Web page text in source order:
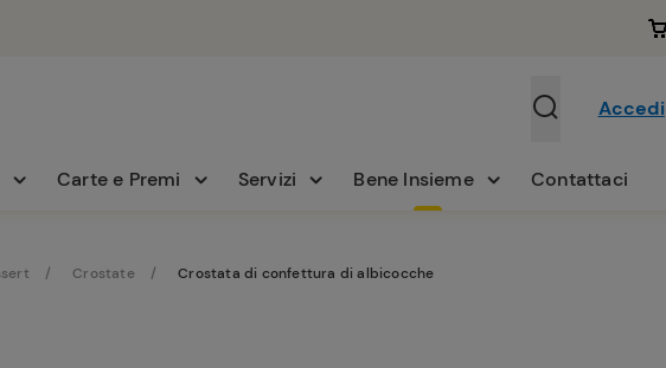
Accedi
Carte e Premi Servizi Bene Insieme Contattaci
Crostate Crostata di confettura di albicocche